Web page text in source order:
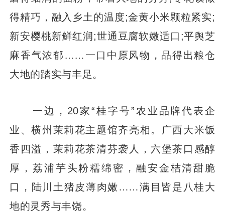
得精巧，融入乡土的温度;金黄小米颗粒紧实;
新安樱桃新鲜红润;世通豆腐软嫩适口;平舆芝
麻香气浓郁……一口中原风物，品得出粮仓
大地的踏实与丰足。
一边，20家“桂字号”农业品牌代表企
业、横州茉莉花主题馆齐亮相。广西大米饭
香四溢，茉莉花茶清芬袭人，六堡茶口感醇
厚，荔浦芋头粉糯绵密，融安金桔清甜脆
口，陆川土猪皮薄肉嫩……满目皆是八桂大
地的灵秀与丰饶。